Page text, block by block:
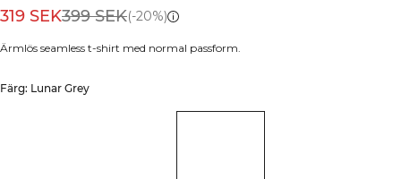
319 SEK399 SEK(-20%)
Ärmlös seamless t-shirt med normal passform.
Färg: Lunar Grey